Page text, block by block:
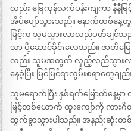
လည်း ခြေကုန်လက်ပန်းကျကာ နီနီ
အိပ်ပျော်သွားသည်။ နောက်တစ်နေ့တွ
မြင့်က သူမသွားလာလည်ပတ်ချင်သ
သာ ပို့ဆောင်ခိုင်းလေသည်။ ဇာတိမြ
လည်း သူမအတွက် လှည့်လည်သွားလာချင်
နေခဲ့ပြီး မြင်မြင်ရာလွမ်းစရာတွေချ
သူမရောက်ပြီး နှစ်ရက်မြောက်နေ့မှ
မြင့်တစ်ယောက် ထူးကျော်ကို ကား
ထွက်ခွာသွားပါသည်။ အနည်းဆုံးတ